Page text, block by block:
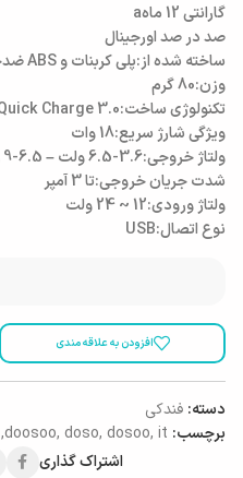
گارانتی 12 ماهa
صد در صد اورجینال
ساخته شده از:پلی کربنات و ABS ضدحرارت
وزن:80 گرم
تکنولوژی ساخت:Qualcomm Quick Charge 3.0
ویژگی شارژ سریع:18 وات
ولتاژ خروجی:3.6-6.5 ولت – 6.5-9 ولت – 9-12 ولت
شدت جریان خروجی:تا 3 آمپر
ولتاژ ورودی:12 ~ 24 ولت
نوع اتصال:USB
افزودن به علاقه مندی
دسته: فندکی
برچسب:
doosoo, doso, dosoo, it
,
اشتراک گذاری